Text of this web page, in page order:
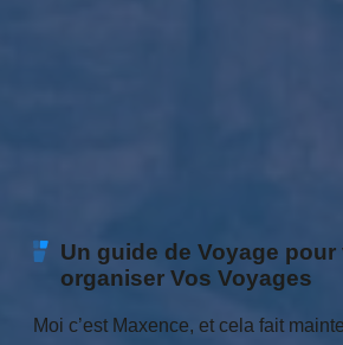
Un guide de Voyage
organiser Vos Voyages
Moi c’est Maxence, et cela fait